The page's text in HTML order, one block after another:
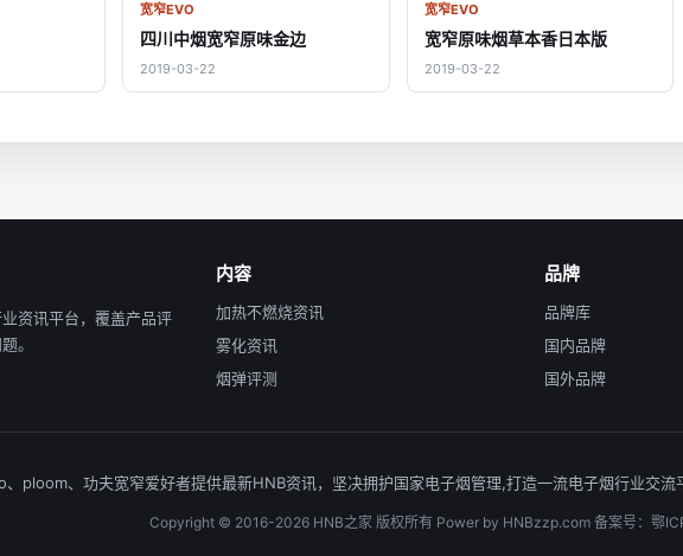
宽窄EVO
四川中烟宽窄原味金边
2019-03-22
宽窄EVO
宽窄原味烟草本香日本版
2019-03-22
资讯平台，覆盖产品评
。
内容
加热不燃烧资讯
雾化资讯
烟弹评测
品牌
品牌库
国内品牌
国外品牌
ploom、功夫宽窄爱好者提供最新HNB资讯，坚决拥护国家电子烟管理,打造一流电子烟行业交流
Copyright © 2016-2026 HNB之家 版权所有 Power by HNBzzp.com 备案号：鄂